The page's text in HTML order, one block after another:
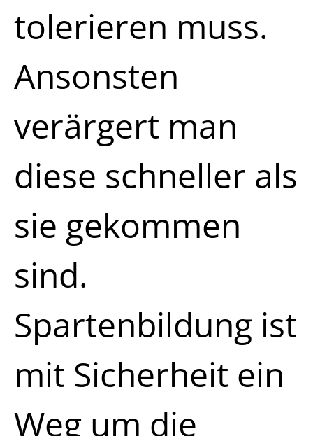
tolerieren muss.
Ansonsten
verärgert man
diese schneller als
sie gekommen
sind.
Spartenbildung ist
mit Sicherheit ein
Weg um die